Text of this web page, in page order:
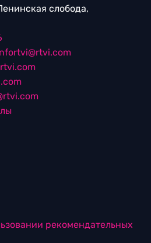
слобода,
рекомендательных